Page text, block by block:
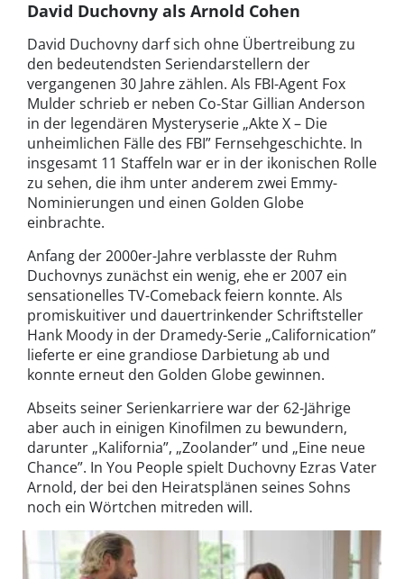
David Duchovny als Arnold Cohen
David Duchovny darf sich ohne Übertreibung zu
den bedeutendsten Seriendarstellern der
vergangenen 30 Jahre zählen. Als FBI-Agent Fox
Mulder schrieb er neben Co-Star Gillian Anderson
in der legendären Mysteryserie „Akte X – Die
unheimlichen Fälle des FBI” Fernsehgeschichte. In
insgesamt 11 Staffeln war er in der ikonischen Rolle
zu sehen, die ihm unter anderem zwei Emmy-
Nominierungen und einen Golden Globe
einbrachte.
Anfang der 2000er-Jahre verblasste der Ruhm
Duchovnys zunächst ein wenig, ehe er 2007 ein
sensationelles TV-Comeback feiern konnte. Als
promiskuitiver und dauertrinkender Schriftsteller
Hank Moody in der Dramedy-Serie „Californication”
lieferte er eine grandiose Darbietung ab und
konnte erneut den Golden Globe gewinnen.
Abseits seiner Serienkarriere war der 62-Jährige
aber auch in einigen Kinofilmen zu bewundern,
darunter „Kalifornia”, „Zoolander” und „Eine neue
Chance”. In You People spielt Duchovny Ezras Vater
Arnold, der bei den Heiratsplänen seines Sohns
noch ein Wörtchen mitreden will.